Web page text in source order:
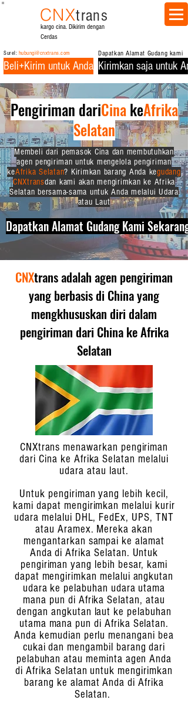
CNXtrans
kargo cina. Dikirim dengan
Cerdas
Surel: hubungi@cnxtrans.com
Beli+Kirim untuk Anda
Dapatkan Alamat Gudang kami
Kirimkan saja untuk
Pengiriman dariCina keAfrika
Selatan
Membeli dari pemasok Cina dan membutuhkan
agen pengiriman untuk mengelola pengiriman
keAfrika Selatan? Kirimkan barang Anda kegudang
CNXtransdan kami akan mengirimkan ke Afrika
Selatan bersama-sama untuk Anda melalui Udara
atau Laut
Dapatkan Alamat Gudang Kami Sekarang
CNXtrans adalah agen pengiriman
yang berbasis di China yang
mengkhususkan diri dalam
pengiriman dari China ke Afrika
Selatan
CNXtrans menawarkan pengiriman
dari Cina ke Afrika Selatan melalui
udara atau laut.
Untuk pengiriman yang lebih kecil,
kami dapat mengirimkan melalui kurir
udara melalui DHL, FedEx, UPS, TNT
atau Aramex. Mereka akan
mengantarkan sampai ke alamat
Anda di Afrika Selatan. Untuk
pengiriman yang lebih besar, kami
dapat mengirimkan melalui angkutan
udara ke pelabuhan udara utama
mana pun di Afrika Selatan, atau
dengan angkutan laut ke pelabuhan
utama mana pun di Afrika Selatan.
Anda kemudian perlu menangani bea
cukai dan mengambil barang dari
pelabuhan atau meminta agen Anda
di Afrika Selatan untuk mengirimkan
barang ke alamat Anda di Afrika
Selatan.